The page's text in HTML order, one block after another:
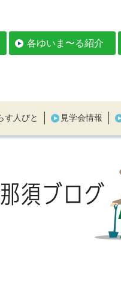
各ゆいま〜る紹介
す人びと 見学会情報